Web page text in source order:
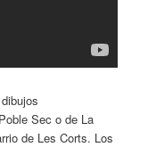
Sec o de La
de Les Corts. Los